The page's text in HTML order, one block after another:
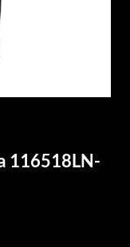
116518LN-